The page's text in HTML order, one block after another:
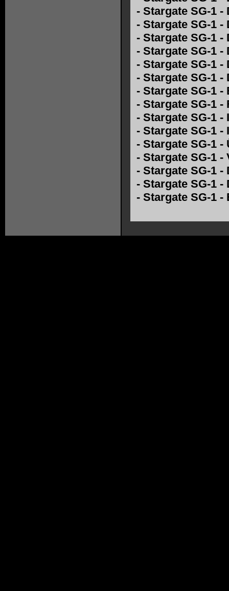
- Stargate SG-1 -
- Stargate SG-1 -
- Stargate SG-1
- Stargate SG-1 -
- Stargate SG-1 -
- Stargate SG-1
- Stargate SG-1
- Stargate SG-1
- Stargate SG-1
- Stargate SG-1
- Stargate SG-1
- Stargate SG-1
- Stargate SG-1
- Stargate SG-1
- Stargate SG-1